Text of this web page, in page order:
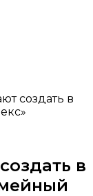
создать в
в